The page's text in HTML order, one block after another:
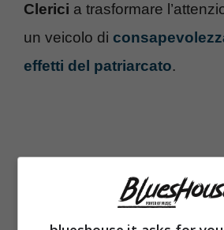
Clerici a trasformare
un veicolo di
effetti del patriarcato.